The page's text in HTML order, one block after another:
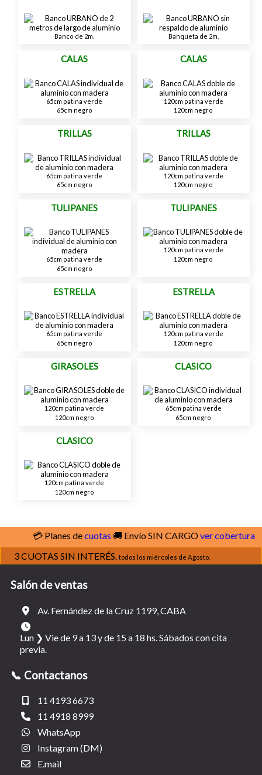
Banco de 2m. Banqueta de 2m.
CALAS
65cm patina verde
65cm negro
CALAS
120cm patina verde
120cm negro
TRILLAS
65cm patina verde
65cm negro
TRILLAS
120cm patina verde
120cm negro
TULIPANES
65cm patina verde
65cm negro
TULIPANES
120cm patina verde
120cm negro
ESTRELLA
65cm patina verde
65cm negro
ESTRELLA
120cm patina verde
120cm negro
GIRASOLES
120cm patina verde
120cm negro
CLASICO
65cm patina verde
65cm negro
CLASICO
120cm patina verde
120cm negro
Planes decuotas🚚 Envío SIN CARGO ver cobertura
3 CUOTAS SIN INTERÉS. todos los miércoles de Agosto.
Salón de ventas
Av. Fernández de la Cruz 1199, CABA
Lun ❯ Vie de 9 a 13 y de 15 a 18 hs. Sábados con cita
previa.
📞 Contactanos
11 4193 6673
11 4918 8999
WhatsApp
Instagram (DM)
E.mail